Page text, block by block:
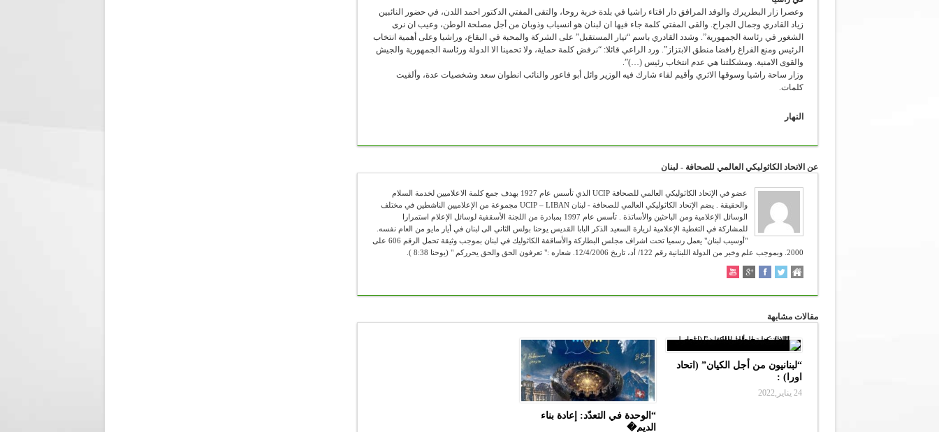
وعصرا زار البطريرك والوفد المرافق دار افتاء راشيا في بلدة خربة روحا، والتقى المفتي الدكتور احمد اللدن، في حضور النائبين
زياد القادري وجمال الجراح. والقى المفتي كلمة جاء فيها ان لبنان هو انسياب وذوبان من أجل مصلحة الوطن، وعيب ان نرى
الشغور في رئاسة الجمهورية”. وشدد القادري باسم “تيار المستقبل” على الشركة والمحبة في البقاع، وراشيا وعلى أهمية انتخاب
الرئيس ومنع الفراغ رافضا منطق الابتزاز”. ورد الراعي قائلا: “نرفض كلمة حماية، ولا تحمينا الا الدولة ورئاسة الجمهورية والجيش
والقوى الامنية. ومشكلتنا هي عدم انتخاب رئيس (…)”.
وزار ساحة راشيا وسوقها الاثري وأقيم لقاء شارك فيه الوزير وائل أبو فاعور والنائب انطوان سعد وشخصيات عدة، وألقيت
كلمات.
النهار
عن الاتحاد الكاثوليكي العالمي للصحافة - لبنان
عضو في الإتحاد الكاثوليكي العالمي للصحافة UCIP الذي تأسس عام 1927 بهدف جمع كلمة الاعلاميين لخدمة السلام
والحقيقة . يضم الإتحاد الكاثوليكي العالمي للصحافة - لبنان UCIP – LIBAN مجموعة من الإعلاميين الناشطين في مختلف
الوسائل الإعلامية ومن الباحثين والأساتذة . تأسس عام 1997 بمبادرة من اللجنة الأسقفية لوسائل الإعلام استمرارا
للمشاركة في التغطية الإعلامية لزيارة السعيد الذكر البابا القديس يوحنا بولس الثاني الى لبنان في أيار مايو من العام نفسه.
"أوسيب لبنان" يعمل رسميا تحت اشراف مجلس البطاركة والأساقفة الكاثوليك في لبنان بموجب وثيقة تحمل الرقم 606 على
2000. وبموجب علم وخبر من الدولة اللبنانية رقم 122/ أد، تاريخ 12/4/2006. شعاره :" تعرفون الحق والحق يحرركم " (يوحنا 8:38 ).
مقالات مشابهة
“لبنانيون من أجل الكيان” (اتحاد
اورا) :
24 يناير,2022
“الوحدة في التعدّد: إعادة بناء
الديم�